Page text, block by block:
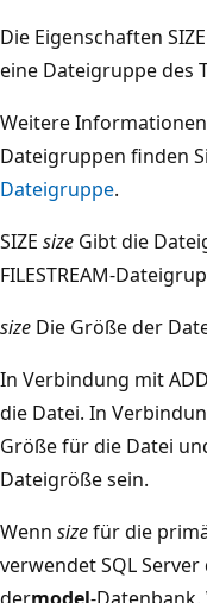
Die Eigenschaften
eine Dateigruppe des
Weitere
Dateigruppen finden
Dateigruppe.
SIZE size Gibt die
FILESTREAM-
size Die Größe der
In Verbindung mit
die Datei. In
Größe für die Datei
Dateigröße sein.
Wenn sizefür die
verwendet SQL
dermodel-